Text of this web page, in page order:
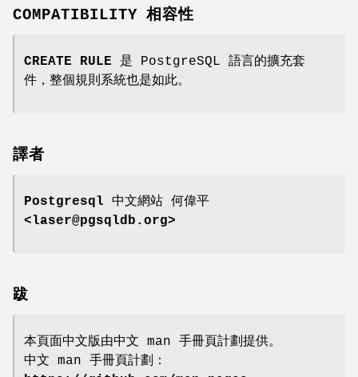
COMPATIBILITY 相容性
CREATE RULE 是 PostgreSQL 語言的擴充套
件，整個規則系統也是如此。
譯者
Postgresql 中文網站 何偉平
<laser@pgsqldb.org>
跋
本頁面中文版由中文 man 手冊頁計劃提供。
中文 man 手冊頁計劃：